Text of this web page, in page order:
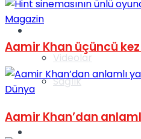
Videolar
Sağlık
Magazin
Aamir Khan üçüncü
Dünya
Aamir Khan’dan